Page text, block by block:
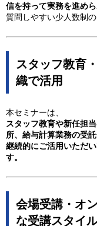
信を持って実務を進め
質問しやすい少人数制
スタッフ教育
織で活用
本セミナーは、
スタッフ教育や新任担
所、給与計算業務の受
継続的にご活用いただ
す。
会場受講・オ
な受講スタイ